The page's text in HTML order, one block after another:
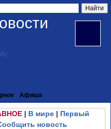
Афиша
| В мире| Первый
новость